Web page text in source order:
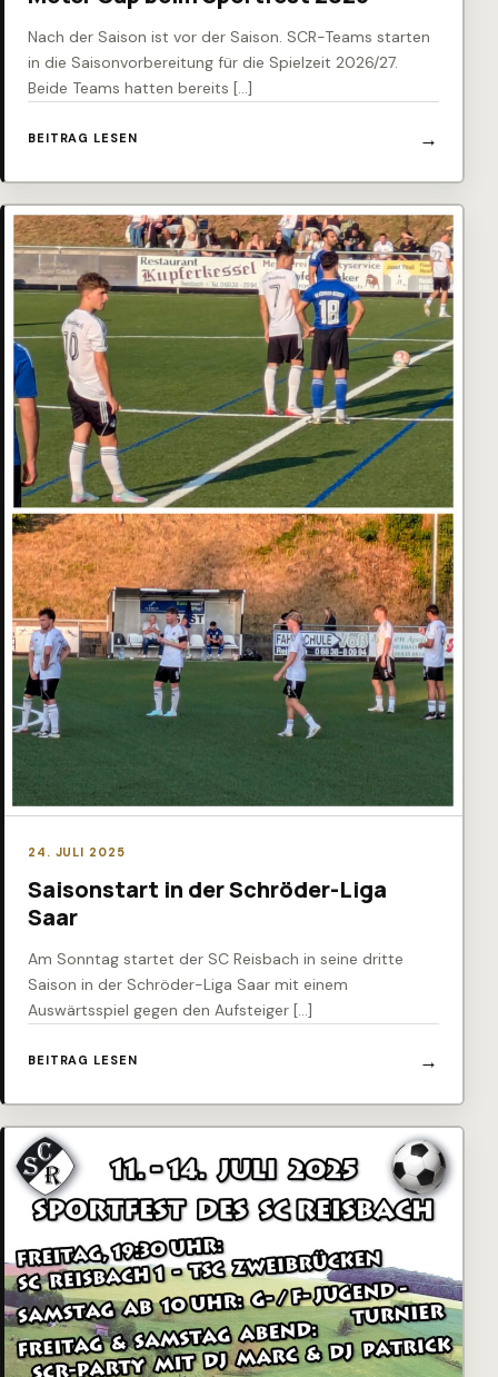
Nach der Saison ist vor der Saison. SCR-Teams starten
in die Saisonvorbereitung für die Spielzeit 2026/27.
Beide Teams hatten bereits […]
BEITRAG LESEN
24. JULI 2025
Saisonstart in der Schröder-Liga
Saar
Am Sonntag startet der SC Reisbach in seine dritte
Saison in der Schröder-Liga Saar mit einem
Auswärtsspiel gegen den Aufsteiger […]
BEITRAG LESEN